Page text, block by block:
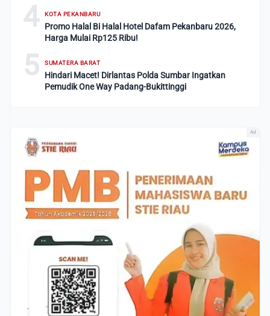
4 KOTA PEKANBARU
Promo Halal Bi Halal Hotel Dafam Pekanbaru 2026,
Harga Mulai Rp125 Ribu!
5 SUMATERA BARAT
Hindari Macet! Dirlantas Polda Sumbar Ingatkan
Pemudik One Way Padang-Bukittinggi
Ad